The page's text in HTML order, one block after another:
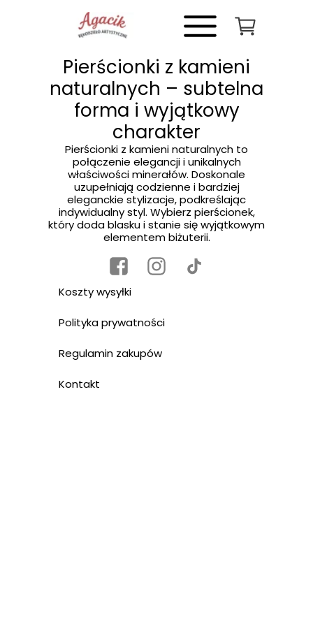
Pierścionki z kamieni
naturalnych – subtelna
forma i wyjątkowy
charakter
Pierścionki z kamieni naturalnych to
połączenie elegancji i unikalnych
właściwości minerałów. Doskonale
uzupełniają codzienne i bardziej
eleganckie stylizacje, podkreślając
indywidualny styl. Wybierz pierścionek,
który doda blasku i stanie się wyjątkowym
elementem biżuterii.
Koszty wysyłki
Polityka prywatności
Regulamin zakupów
Kontakt